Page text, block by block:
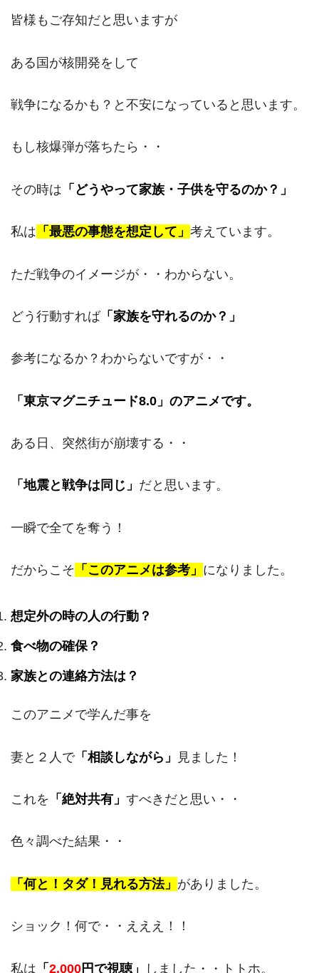
皆様もご存知だと思いますが
ある国が核開発をして
戦争になるかも？と不安になっていると思います。
もし核爆弾が落ちたら・・
その時は 「どうやって家族・子供を守るのか？」
私は 「最悪の事態を想定して」 考えています。
ただ戦争のイメージが・・わからない。
どう行動すれば「家族を守れるのか？」
参考になるか？わからないですが・・
「東京マグニチュード8.0」のアニメです。
ある日、突然街が崩壊する・・
「地震と戦争は同じ」 だと思います。
一瞬で全てを奪う！
だからこそ 「このアニメは参考」 になりました。
想定外の時の人の行動？
食べ物の確保？
家族との連絡方法は？
このアニメで学んだ事を
妻と２人で「相談しながら」 見ました！
これを 「絶対共有」 すべきだと思い・・
色々調べた結果・・
「何と！タダ！見れる方法」 がありました。
ショック！何で・・えええ！！
私は 「 2,000円で視聴」 しました・・トトホ。